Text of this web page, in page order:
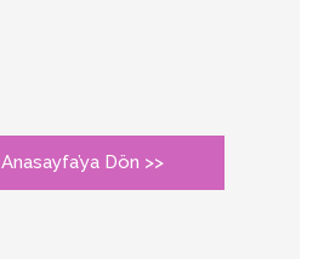
Anasayfa’ya Dön >>